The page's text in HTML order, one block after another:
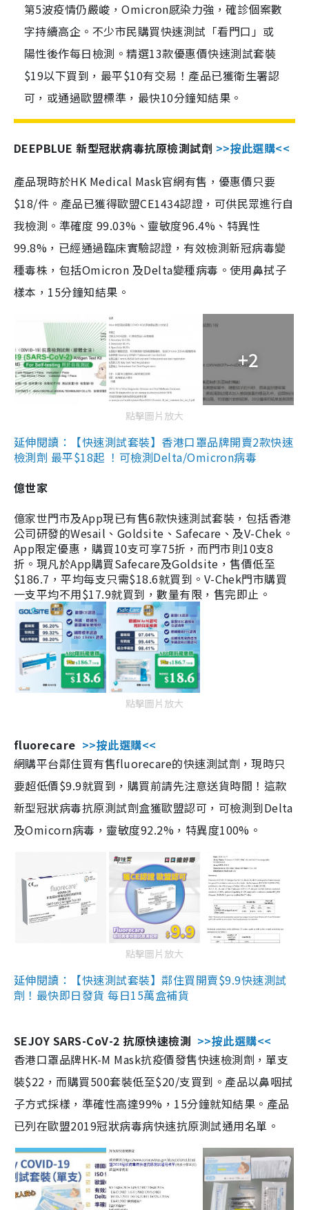
第5波疫情仍嚴峻，Omicron感染力強，確診個案數
字持續高企。不少市民購買快速測試「看門口」或
陽性後作每日檢測。精選13款優惠價快速測試套裝
$19以下買到，最平$10有交易！產品已獲衛生署認
可，或通過歐盟標準，最快10分鐘知結果。
DEEPBLUE 新型冠狀病毒抗原檢測試劑 >>按此選購<<
產品現時於HK Medical Mask官網有售，優惠價只要
$18/件。產品已獲得歐盟CE1434認證，可供民眾進行自
我檢測。準確度 99.03%、靈敏度96.4%、特異性
99.8%，已經通過臨床實驗認證，有效檢測新冠病毒變
種毒株，包括Omicron 及Delta變種病毒。使用鼻拭子
樣本，15分鐘知結果。
+2
點擊圖片放大
延伸閱讀：【快速測試套裝】香港口罩品牌開賣2款快速
檢測劑 最平$18起 ！可檢測Delta/Omicron病毒
億世家
億家世門市及App現已有售6款快速測試套裝，包括香港
公司研發的Wesail、Goldsite、Safecare、及V-Chek。
App限定優惠，購買10支可享75折，而門市則10支8
折。現凡於App購買Safecare及Goldsite，售價低至
$186.7，平均每支只需$18.6就買到。V-Chek門市購買
一支平均不用$17.9就買到，數量有限，售完即止。
點擊圖片放大
fluorecare >>按此選購<<
網購平台鄰住買有售fluorecare的快速測試劑，現時只
要超低價$9.9就買到，購買前請先注意送貨時間！這款
新型冠狀病毒抗原測試劑盒獲歐盟認可，可檢測到Delta
及Omicorn病毒，靈敏度92.2%，特異度100%。
點擊圖片放大
延伸閱讀：【快速測試套裝】鄰住買開賣$9.9快速測試
劑！最快即日發貨 每日15萬盒補貨
SEJOY SARS-CoV-2 抗原快速檢測 >>按此選購<<
香港口罩品牌HK-M Mask抗疫價發售快速檢測劑，單支
裝$22，而購買500套裝低至$20/支買到。產品以鼻咽拭
子方式採樣，準確性高達99%，15分鐘就知結果。產品
已列在歐盟2019冠狀病毒病快速抗原測試通用名單。